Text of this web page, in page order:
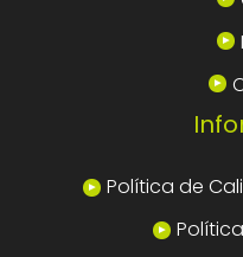
Política de